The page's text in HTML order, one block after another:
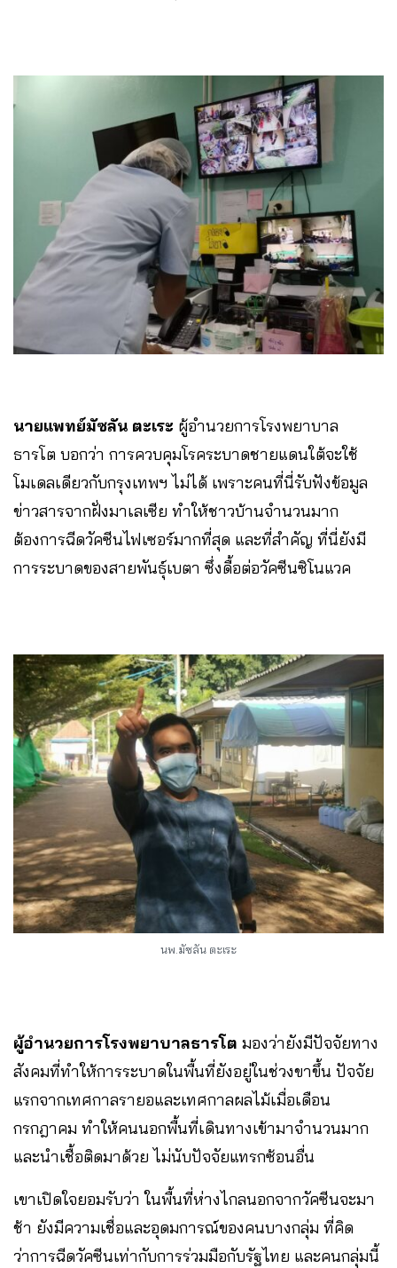
นายแพทย์มัซลัน​ ตะเระ ผู้อำนวยการโรงพยาบาล
ธารโต บอกว่า การควบคุมโรคระบาดชายแดนใต้จะใช้
โมเดลเดียวกับกรุงเทพฯ ไม่ได้​ เพราะคนที่นี่รับฟังข้อมูล
ข่าวสารจากฝั่งมาเลเซีย ทำให้ชาวบ้านจำนวนมาก
ต้องการฉีดวัคซีนไฟเซอร์มากที่สุด​ และที่สำคัญ ที่นี่ยังมี
การระบาดของสายพันธุ์เบตา ซึ่งดื้อต่อวัคซีนซิโนแวค​
นพ.มัซลัน​ ตะเระ
ผู้อำนวยการโรงพยาบาลธารโต มองว่ายังมีปัจจัยทาง
สังคมที่ทำให้การระบาดในพื้นที่ยังอยู่ในช่วงขาขึ้น ปัจจัย
แรกจากเทศกาลรายอและเทศกาลผลไม้เมื่อเดือน
กรกฎาคม ทำให้คนนอกพื้นที่เดินทางเข้ามาจำนวนมาก
และนำเชื้อติดมาด้วย ไม่นับปัจจัยแทรกซ้อนอื่น
เขาเปิดใจยอมรับว่า ในพื้นที่ห่างไกลนอกจากวัคซีนจะมา
ช้า ยังมีความเชื่อและอุดมการณ์ของคนบางกลุ่ม ที่คิด
ว่าการฉีดวัคซีนเท่ากับการร่วมมือกับรัฐไทย และคนกลุ่มนี้